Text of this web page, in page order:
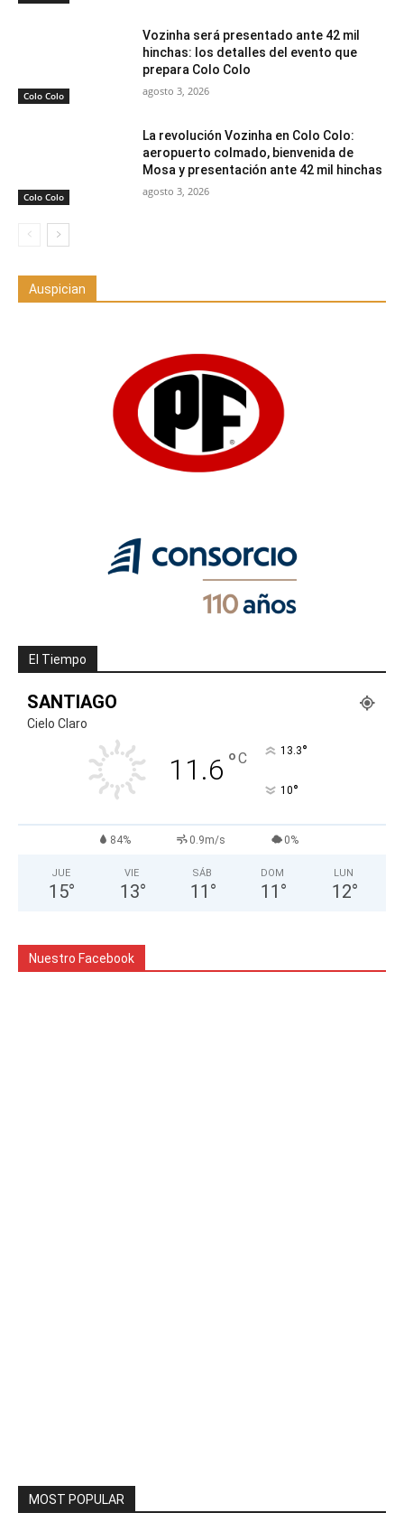
Colo Colo
Vozinha será presentado ante 42 mil
hinchas: los detalles del evento que
prepara Colo Colo
agosto 3, 2026
Colo Colo
La revolución Vozinha en Colo Colo:
aeropuerto colmado, bienvenida de
Mosa y presentación ante 42 mil hinchas
agosto 3, 2026
Auspician
El Tiempo
SANTIAGO
Cielo Claro
11.6 °C 13.3°
10°
84% 0.9m/s 0%
JUE
15°
VIE
13°
SÁB
11 °
DOM
11 °
LUN
12°
Nuestro Facebook
MOST POPULAR